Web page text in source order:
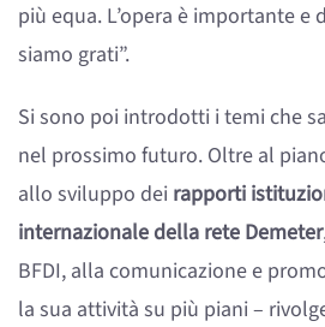
più equa. L’opera è importante
siamo grati”.
Si sono poi introdotti i temi che
nel prossimo futuro. Oltre al
allo sviluppo dei rapporti
internazionale della rete Demeter
BFDI, alla comunicazione e
la sua attività su più piani –